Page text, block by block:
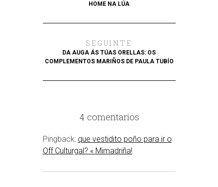
HOME NA LÚA
SEGUINTE
DA AUGA ÁS TÚAS ORELLAS: OS
COMPLEMENTOS MARIÑOS DE PAULA TUBÍO
4 comentarios
Pingback: que vestidito poño para ir o
Off Culturgal? « Mimadriña!